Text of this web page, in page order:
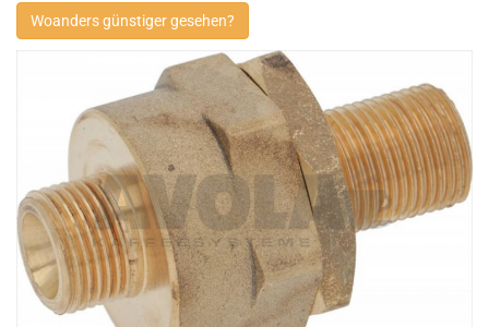
Woanders günstiger gesehen?